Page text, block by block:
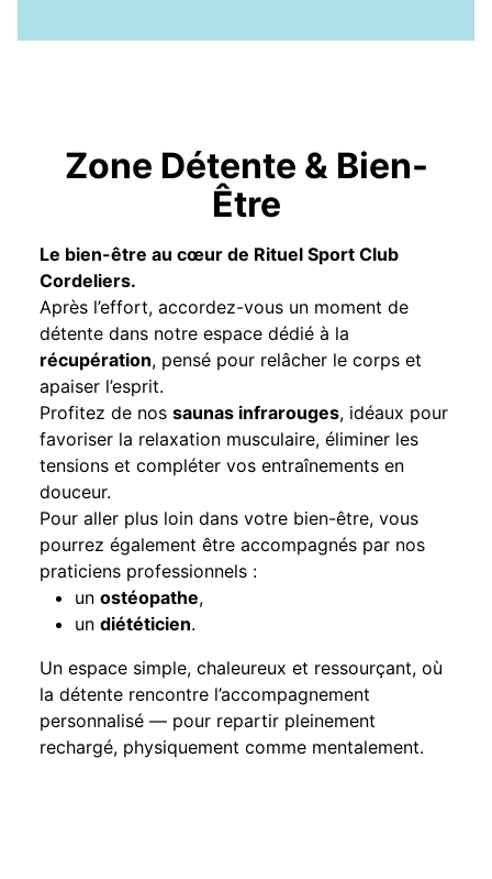
Zone Détente & Bien-
Être
Le bien-être au cœur de Rituel Sport Club
Cordeliers.
Après l’effort, accordez-vous un moment de
détente dans notre espace dédié à la
récupération, pensé pour relâcher le corps et
apaiser l’esprit.
Profitez de nos saunas infrarouges, idéaux pour
favoriser la relaxation musculaire, éliminer les
tensions et compléter vos entraînements en
douceur.
Pour aller plus loin dans votre bien-être, vous
pourrez également être accompagnés par nos
praticiens professionnels :
un ostéopathe,
un diététicien.
Un espace simple, chaleureux et ressourçant, où
la détente rencontre l’accompagnement
personnalisé — pour repartir pleinement
rechargé, physiquement comme mentalement.